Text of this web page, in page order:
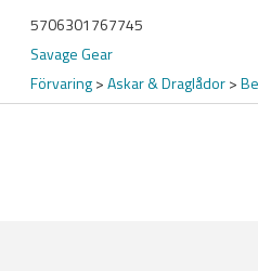
5706301767745
Savage Gear
Förvaring>Askar & Draglådor>